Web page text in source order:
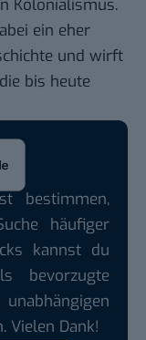
Kolonialismus.
ein eher
und wirft
bis heute
bestimmen,
häufiger
kannst du
bevorzugte
Vielen Dank!